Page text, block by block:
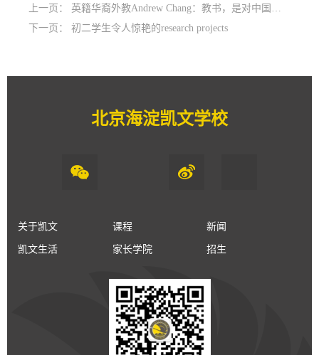
上一页： 英籍华裔外教Andrew Chang：教书，是对中国最好的回馈
下一页： 初二学生令人惊艳的research projects
北京海淀凯文学校
关于凯文 课程 新闻
凯文生活 家长学院 招生